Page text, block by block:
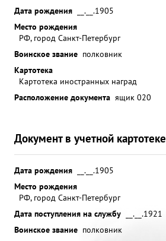
Дата рождения
__.__.1905
Место рождения
РФ, город Санкт-Петербург
Воинское звание полковник
Картотека
Картотека иностранных наград
Расположение документа ящик 020
Документ в учетной картотеке
Дата рождения
__.__.1905
Место рождения
РФ, город Санкт-Петербург
Дата поступления на службу
__.__.1921
Воинское звание полковник